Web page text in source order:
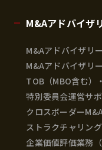
M&Aアドバイザ
M&Aアドバイザリ
M&Aアドバイザリ
TOB（MBO含む）
特別委員会運営サ
クロスボーダー
ストラクチャリン
企業価値評価業務